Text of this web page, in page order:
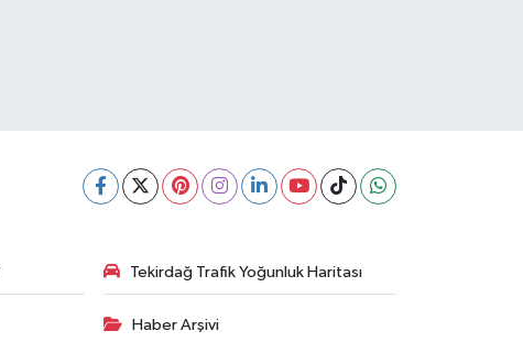
Tekirdağ Trafik Yoğunluk Haritası
Haber Arşivi